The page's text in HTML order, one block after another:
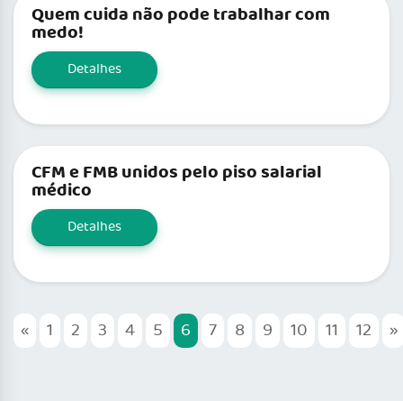
Quem cuida não pode trabalhar com
medo!
Detalhes
CFM e FMB unidos pelo piso salarial
médico
Detalhes
« 1 2 3 4 5 6 7 8 9 10 11 12 »